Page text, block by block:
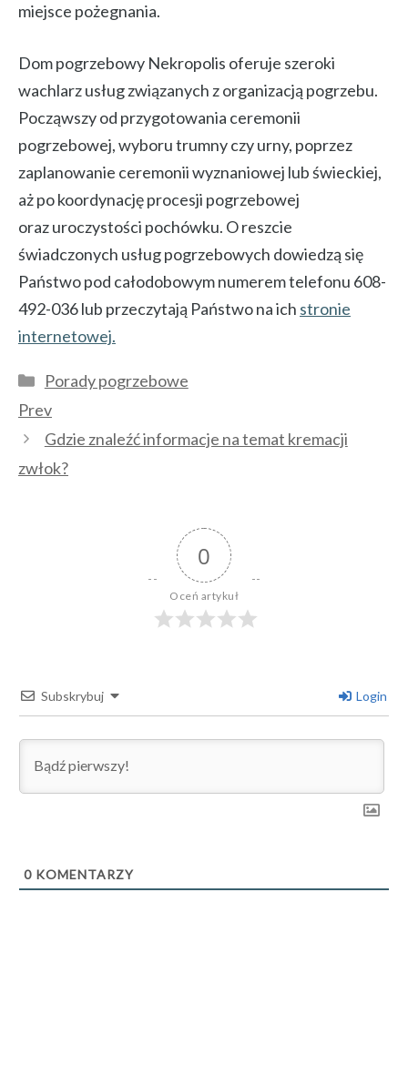
miejsce pożegnania.
Dom pogrzebowy Nekropolis oferuje szeroki
wachlarz usług związanych z organizacją pogrzebu.
Począwszy od przygotowania ceremonii
pogrzebowej, wyboru trumny czy urny, poprzez
zaplanowanie ceremonii wyznaniowej lub świeckiej,
aż po koordynację procesji pogrzebowej
oraz uroczystości pochówku. O reszcie
świadczonych usług pogrzebowych dowiedzą się
Państwo pod całodobowym numerem telefonu 608-
492-036 lub przeczytają Państwo na ich stronie
internetowej.
Kategorie
Porady pogrzebowe
Prev
Gdzie znaleźć informacje na temat kremacji
zwłok?
0
Oceń artykuł
Subskrybuj Login
0 KOMENTARZY